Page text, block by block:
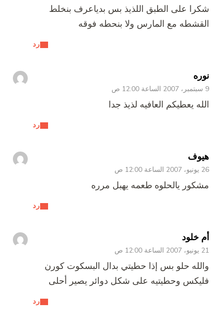
رد
شكرا على الطبق اللذيذ بس بدياعرف بنخلط
القشطه مع المارس ولا بنحطه فوقه
نوره
9 سبتمبر، 2007 الساعة 12:00 ص
رد
الله يعطيكم العافيه لذيذ جدا
هيوف
26 يونيو، 2007 الساعة 12:00 ص
رد
مشكور يالحلوه طعمه يهبل مرره
أم خلود
21 يونيو، 2007 الساعة 12:00 ص
رد
والله حلو بس إذا حطيتي بدال البسكوت كورن
فليكس وحطيتيه على شكل دوائر يصير أحلى